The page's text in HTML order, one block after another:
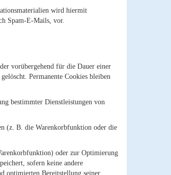
wird hiermit
Spam-E-Mails, vor.
vorübergehend für die Dauer einer
Permanente Cookies bleiben
bestimmter Dienstleistungen von
(z. B. die Warenkorbfunktion oder die
oder zur Optimierung
sofern keine andere
optimierten Bereitstellung seiner